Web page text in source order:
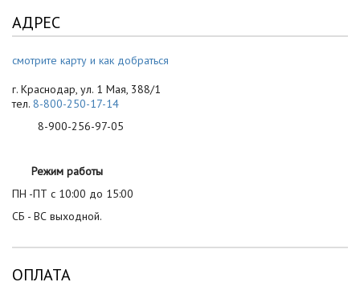
АДРЕС
смотрите карту и как добраться
г. Краснодар, ул. 1 Мая, 388/1
тел. 8-800-250-17-14
8-900-256-97-05
Режим работы
ПН -ПТ с 10:00 до 15:00
СБ - ВС выходной.
ОПЛАТА